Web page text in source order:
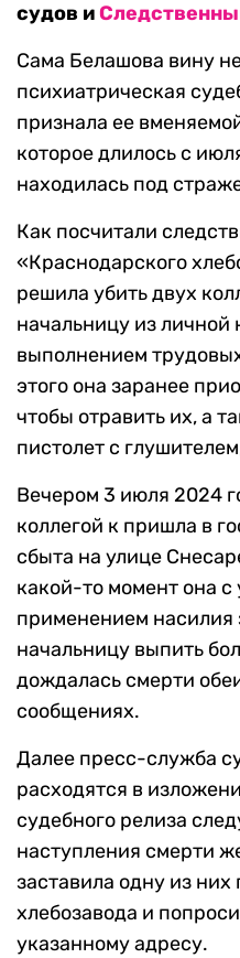
судов и
Сама Белашова вину
психиатрическая
признала ее
которое длилось с
находилась под
Как посчитали
«Краснодарского
решила убить двух
начальницу из личной
выполнением
этого она заранее
чтобы отравить их, а
пистолет с
Вечером 3 июля 2024
коллегой к пришла в
сбыта на улице
какой-то момент она с
применением насилия
начальницу выпить
дождалась смерти
сообщениях.
Далее пресс-служба
расходятся в
судебного релиза
наступления смерти
заставила одну из
хлебозавода и
указанному адресу.